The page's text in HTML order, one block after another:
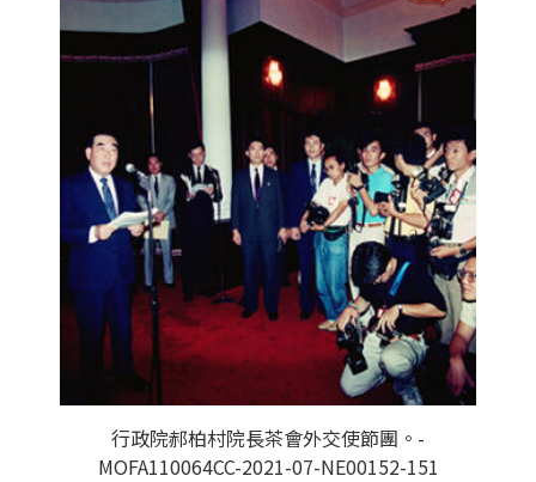
行政院郝柏村院長茶會外交使節團。-
MOFA110064CC-2021-07-NE00152-151